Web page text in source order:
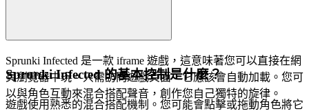
Sprunki Infected 是一款 iframe 遊戲，這意味著您可以直接在網
頁瀏覽器中玩。只需訪問遊戲頁面，它應該會自動加載。您可
以與角色互動來混合搭配聲音，創作您自己獨特的旋律。
Sprunki Infected 的基本控制是什麼？
遊戲使用熟悉的混合搭配機制。您可能會點擊或拖動角色將它